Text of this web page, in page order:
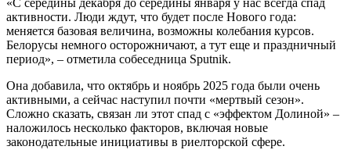
активности. Люди ждут, что будет после Нового года:
меняется базовая величина, возможны колебания курсов.
Белорусы немного осторожничают, а тут еще и праздничный
период», – отметила собеседница Sputnik.
Она добавила, что октябрь и ноябрь 2025 года были очень
активными, а сейчас наступил почти «мертвый сезон».
Сложно сказать, связан ли этот спад с «эффектом Долиной» –
наложилось несколько факторов, включая новые
законодательные инициативы в риелторской сфере.